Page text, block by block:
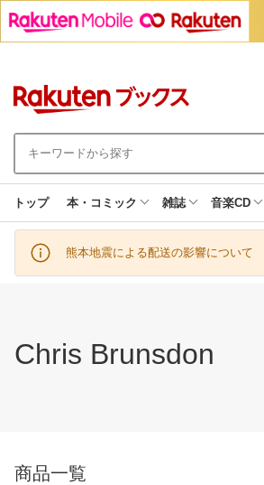
トップ 本・コミック 雑誌 音楽CD
熊本地震による配送の影響について
Chris Brunsdon
商品一覧